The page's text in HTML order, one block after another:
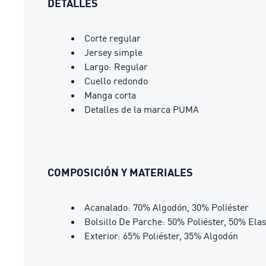
DETALLES
Corte regular
Jersey simple
Largo: Regular
Cuello redondo
Manga corta
Detalles de la marca PUMA
COMPOSICIÓN Y MATERIALES
Acanalado: 70% Algodón, 30% Poliéster
Bolsillo De Parche: 50% Poliéster, 50%
Exterior: 65% Poliéster, 35% Algodón